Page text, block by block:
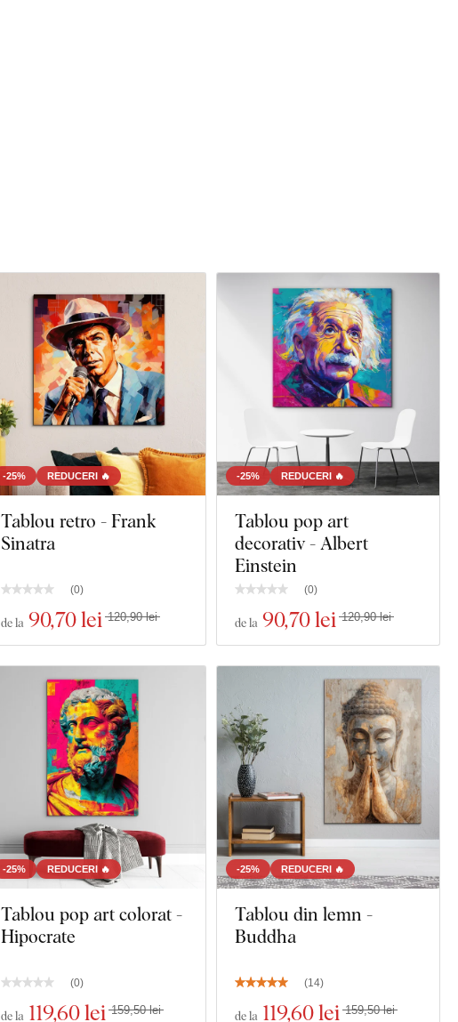
-25% REDUCERI 🔥
Tablou retro - Frank
Sinatra
(0)
de la 90,70 lei 120,90 lei
-25% REDUCERI 🔥
Tablou pop art
decorativ - Albert
Einstein
(0)
de la 90,70 lei 120,90 lei
-25% REDUCERI 🔥
Tablou pop art colorat -
Hipocrate
(0)
de la 119,60 lei 159,50 lei
-25% REDUCERI 🔥
Tablou din lemn -
Buddha
(14)
de la 119,60 lei 159,50 lei